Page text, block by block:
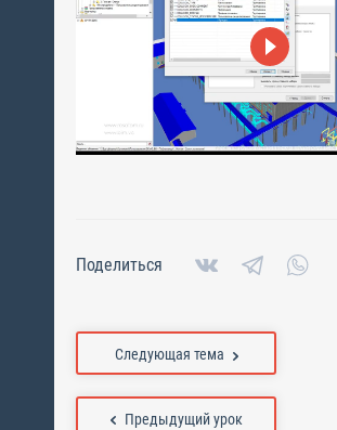
Поделиться
Предыдущий урок
Следующая тема